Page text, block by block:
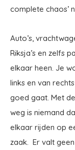
complete chaos’
Auto’s,
Riksja’s en zelfs
elkaar heen. Je
links en van
goed gaat. Met
weg is niemand
elkaar rijden op
zaak. Er valt